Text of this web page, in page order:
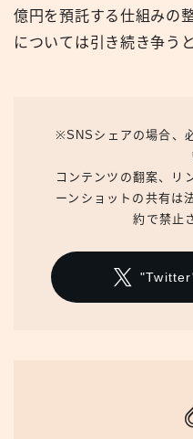
億円を預託する仕組みの
については引き続き争うと
※SNSシェアの場合、
コンテンツの翻案、リ
ーンショットの共有は
約で禁止